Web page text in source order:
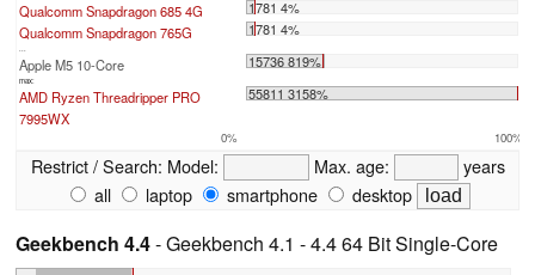
Qualcomm Snapdragon 685 4G
1781 4%
Qualcomm Snapdragon 765G
1781 4%
Apple M5 10-Core 15736 819%
max:
AMD Ryzen Threadripper PRO
7995WX
55811 3158%
0% 100%
Restrict / Search: Model: Max. age:
years
all
laptop smartphone desktop
Geekbench 4.4- Geekbench 4.1 - 4.4 64 Bit Single-Core